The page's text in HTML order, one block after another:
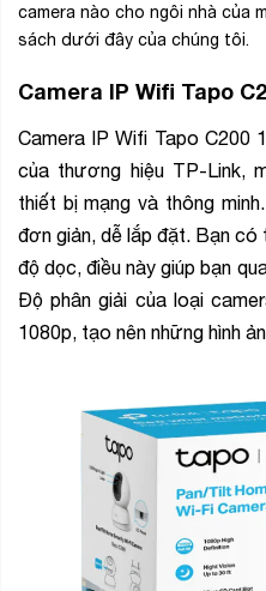
camera nào cho ngôi nhà của
sách dưới đây của chúng tôi.
Camera IP Wifi Tapo
Camera IP Wifi Tapo C200
của thương hiệu TP-Link,
thiết bị mạng và thông
đơn giản, dễ lắp đặt. Bạn có
độ dọc, điều này giúp bạn
Độ phân giải của loại
1080p, tạo nên những hình